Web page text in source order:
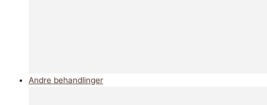
Andre behandlinger